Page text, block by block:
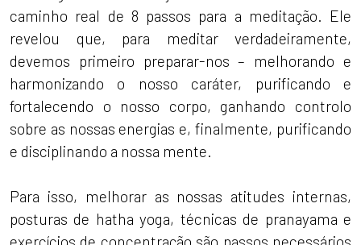
caminho real de 8 passos para a meditação. Ele
revelou que, para meditar verdadeiramente,
devemos primeiro preparar-nos – melhorando e
harmonizando o nosso caráter, purificando e
fortalecendo o nosso corpo, ganhando controlo
sobre as nossas energias e, finalmente, purificando
e disciplinando a nossa mente.
Para isso, melhorar as nossas atitudes internas,
posturas de hatha yoga, técnicas de pranayama e